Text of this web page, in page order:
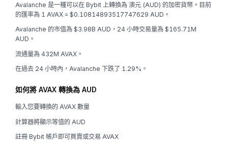
Avalanche 是一種可以在 Bybit 上轉換為 澳元 (AUD) 的加密貨幣。目前
的匯率為 1 AVAX = $0.10814893517747629 AUD。
Avalanche 的市值為 $3.98B AUD，24 小時交易量為 $165.71M
AUD。
流通量為 432M AVAX。
在過去 24 小時內，Avalanche 下跌了 1.29%。
如何將 AVAX 轉換為 AUD
輸入您要轉換的 AVAX 數量
計算器將顯示等值的 AUD
註冊 Bybit 帳戶即可買賣或交易 AVAX